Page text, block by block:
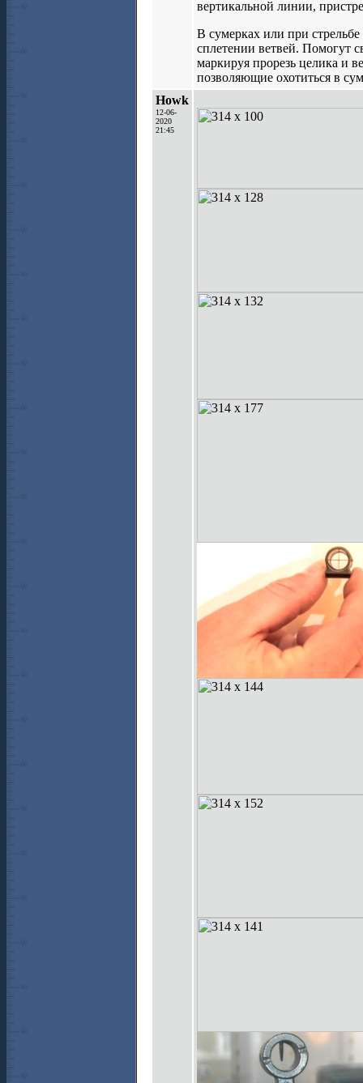
вертикальной линии,
В сумерках или при
сплетении ветвей. Помогут
маркируя прорезь целика
позволяющие охотиться в
Howk
12-06-
2020
21:45